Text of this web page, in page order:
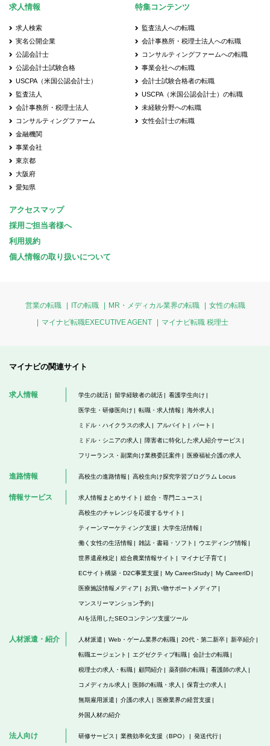
求人情報
求人検索
実名公開企業
公認会計士
公認会計士試験合格
USCPA（米国公認会計士）
監査法人
会計事務所・税理士法人
コンサルティングファーム
金融機関
事業会社
東京都
大阪府
愛知県
特集コンテンツ
監査法人への転職
会計事務所・税理士法人への転職
コンサルティングファームへの転職
事業会社への転職
会計士試験合格者の転職
USCPA（米国公認会計士）の転職
未経験分野への転職
女性会計士の転職
アクセスマップ
採用ご担当者様へ
利用規約
個人情報の取り扱いについて
営業の転職 ITの転職 MR・メディカル業界の転職
女性の転職
マイナビ転職EXECUTIVE AGENT
マイナビ転職 税理士
マイナビの関連サイト
求人情報 学生の就活 留学経験者の就活 看護学生向け
医学生・研修医向け 転職・求人情報 海外求人
ミドル・ハイクラスの求人 アルバイト パート
ミドル・シニアの求人 障害者に特化した求人紹介サービス
フリーランス・副業向け業務委託案件 医療福祉介護の求人
進路情報 高校生の進路情報 高校生向け探究学習プログラム Locus
情報サービス 求人情報まとめサイト 総合・専門ニュース
高校生のチャレンジを応援するサイト
ティーンマーケティング支援 大学生活情報
働く女性の生活情報 雑誌・書籍・ソフト ウエディング情報
世界遺産検定 総合農業情報サイト マイナビ子育て
ECサイト構築・D2C事業支援 My CareerStudy My CareerID
医療施設情報メディア お買い物サポートメディア
マンスリーマンション予約
AIを活用したSEOコンテンツ支援ツール
人材派遣・紹介 人材派遣 Web・ゲーム業界の転職 20代・第二新卒 新卒紹介
転職エージェント エグゼクティブ転職 会計士の転職
税理士の求人・転職 顧問紹介 薬剤師の転職 看護師の求人
コメディカル求人 医師の転職・求人 保育士の求人
無期雇用派遣 介護の求人 医療業界の経営支援
外国人材の紹介
法人向け 研修サービス 業務効率化支援（BPO） 発送代行